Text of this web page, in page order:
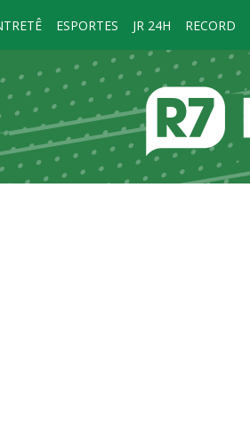
ESPORTES JR 24H RECORD